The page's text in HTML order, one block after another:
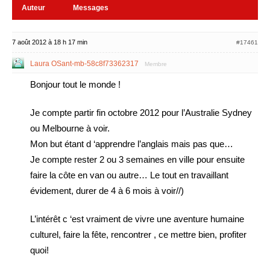
Auteur Messages
7 août 2012 à 18 h 17 min #17461
Laura OSant-mb-58c8f73362317 Membre
Bonjour tout le monde !
Je compte partir fin octobre 2012 pour l’Australie Sydney
ou Melbourne à voir.
Mon but étant d ‘apprendre l’anglais mais pas que…
Je compte rester 2 ou 3 semaines en ville pour ensuite
faire la côte en van ou autre… Le tout en travaillant
évidement, durer de 4 à 6 mois à voir//)
L’intérêt c ‘est vraiment de vivre une aventure humaine
culturel, faire la fête, rencontrer , ce mettre bien, profiter
quoi!